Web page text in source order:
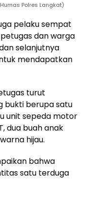
Polres Langkat)
pelaku sempat
dan warga
selanjutnya
mendapatkan
turut
bukti berupa satu
unit sepeda motor
dua buah anak
hijau.
bahwa
satu terduga